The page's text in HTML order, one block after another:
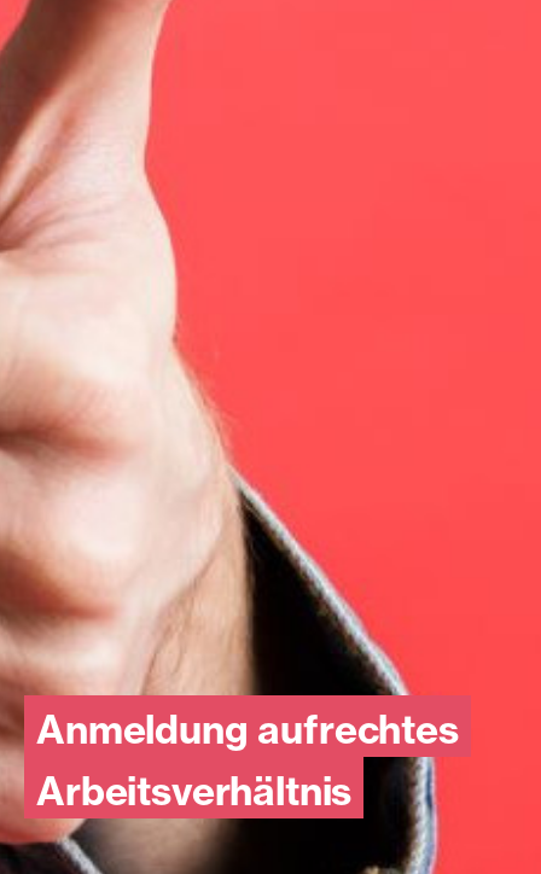
Anmeldung aufrechtes
Arbeitsverhältnis